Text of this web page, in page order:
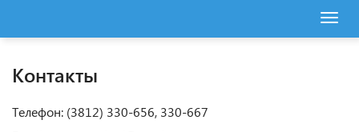
Контакты
Телефон: (3812) 330-656, 330-667